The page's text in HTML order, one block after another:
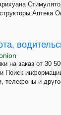
Аптека
на заказ от 30
Поиск
телефоны и